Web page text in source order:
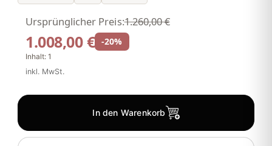
1.008,00 €
Ursprünglicher Preis:1.260,00 €
-20%
Inhalt:1
inkl. MwSt.
In den Warenkorb